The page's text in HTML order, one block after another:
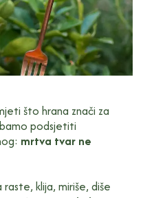
što hrana znači za
podsjetiti
mrtva tvar ne
klija, miriše, diše